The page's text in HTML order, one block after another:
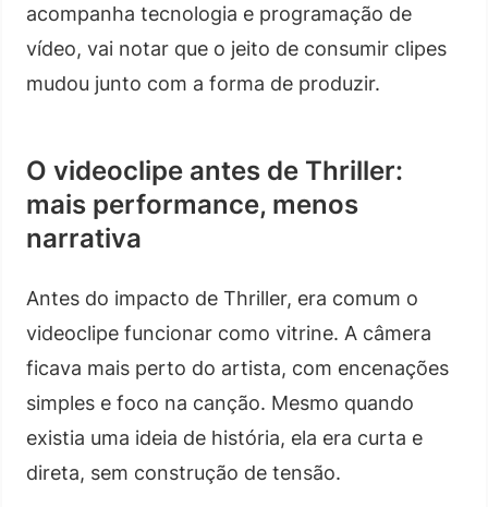
acompanha tecnologia e programação de
vídeo, vai notar que o jeito de consumir clipes
mudou junto com a forma de produzir.
O videoclipe antes de Thriller:
mais performance, menos
narrativa
Antes do impacto de Thriller, era comum o
videoclipe funcionar como vitrine. A câmera
ficava mais perto do artista, com encenações
simples e foco na canção. Mesmo quando
existia uma ideia de história, ela era curta e
direta, sem construção de tensão.